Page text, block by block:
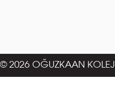
© 2026 OĞUZKAAN KOLEJİ